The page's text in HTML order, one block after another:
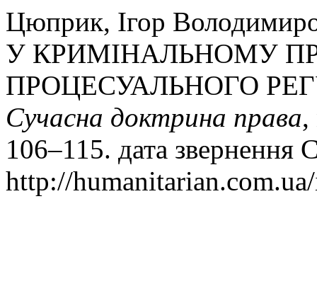
Цюприк, Ігор
У КРИМІНАЛЬНОМУ
ПРОЦЕСУАЛЬНОГО
Сучасна доктрина права,
106–115. дата звернення
http://